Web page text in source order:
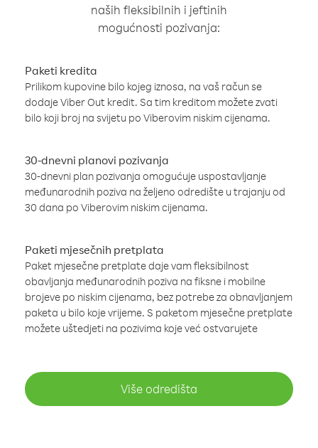
naših fleksibilnih i jeftinih
mogućnosti pozivanja:
Paketi kredita
Prilikom kupovine bilo kojeg iznosa, na vaš račun se
dodaje Viber Out kredit. Sa tim kreditom možete zvati
bilo koji broj na svijetu po Viberovim niskim cijenama.
30-dnevni planovi pozivanja
30-dnevni plan pozivanja omogućuje uspostavljanje
međunarodnih poziva na željeno odredište u trajanju od
30 dana po Viberovim niskim cijenama.
Paketi mjesečnih pretplata
Paket mjesečne pretplate daje vam fleksibilnost
obavljanja međunarodnih poziva na fiksne i mobilne
brojeve po niskim cijenama, bez potrebe za obnavljanjem
paketa u bilo koje vrijeme. S paketom mjesečne pretplate
možete uštedjeti na pozivima koje već ostvarujete
Više odredišta